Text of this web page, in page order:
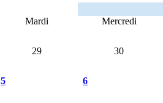
Mardi Mercredi
29 30
5 6